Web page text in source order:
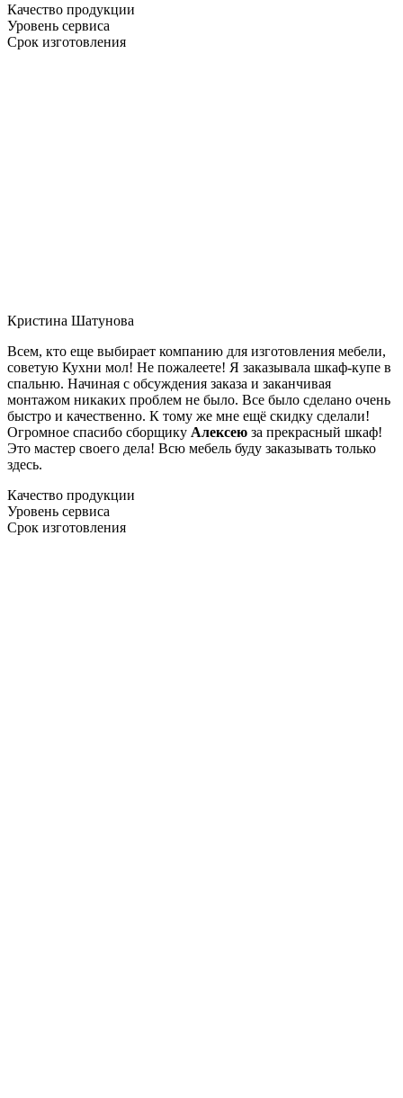
Качество продукции
Уровень сервиса
Срок изготовления
Кристина Шатунова
Всем, кто еще выбирает компанию для изготовления мебели,
советую Кухни мол! Не пожалеете! Я заказывала шкаф-купе в
спальню. Начиная с обсуждения заказа и заканчивая
монтажом никаких проблем не было. Все было сделано очень
быстро и качественно. К тому же мне ещё скидку сделали!
Огромное спасибо сборщику Алексею за прекрасный шкаф!
Это мастер своего дела! Всю мебель буду заказывать только
здесь.
Качество продукции
Уровень сервиса
Срок изготовления